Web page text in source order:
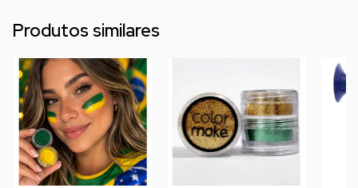
Produtos similares